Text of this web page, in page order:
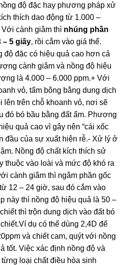
độ đặc hay phương pháp xử
thích dao động từ 1.000 –
Với cành giâm thì nhúng phần
5 giây, rồi cắm vào giá thể.
đặc có hiệu quả cao hơn cả
cành giâm và nồng độ hiệu
là 4.000 – 6.000 ppm.+ Với
vỏ, tẩm bông bằng dung dịch
lên trên chỗ khoanh vỏ, nơi sẽ
đó bó bầu bằng đất ẩm. Phương
quả cao vì gây nên “cái xốc
đầu của sự xuất hiện rễ.- Xử lý ở
Nồng độ chất kích thích sử
thuộc vào loài và mức độ khó ra
cành giâm thì ngâm phần gốc
12 – 24 giờ, sau đó cắm vào
này thì nồng độ hiệu quả là 50 –
thì trộn dung dịch vào đất bó
dụ có thể dùng 2,4D để
và chiết cam, quýt với nồng
tốt. Việc xác định nồng độ và
loại chất điều hòa sinh